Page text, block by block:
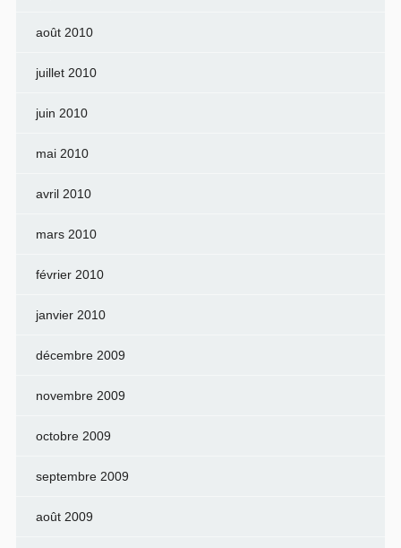
août 2010
juillet 2010
juin 2010
mai 2010
avril 2010
mars 2010
février 2010
janvier 2010
décembre 2009
novembre 2009
octobre 2009
septembre 2009
août 2009